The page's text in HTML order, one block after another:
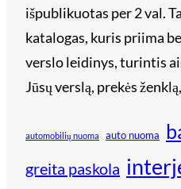
išpublikuotas per 2 val.
katalogas, kuris priima
verslo leidinys, turintis
Jūsų verslą, prekės
automobilių nuoma auto nuoma
greita paskola